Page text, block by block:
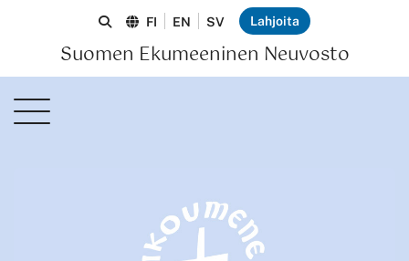
Suomen Ekumeeninen Neuvosto
FI EN SV Lahjoita